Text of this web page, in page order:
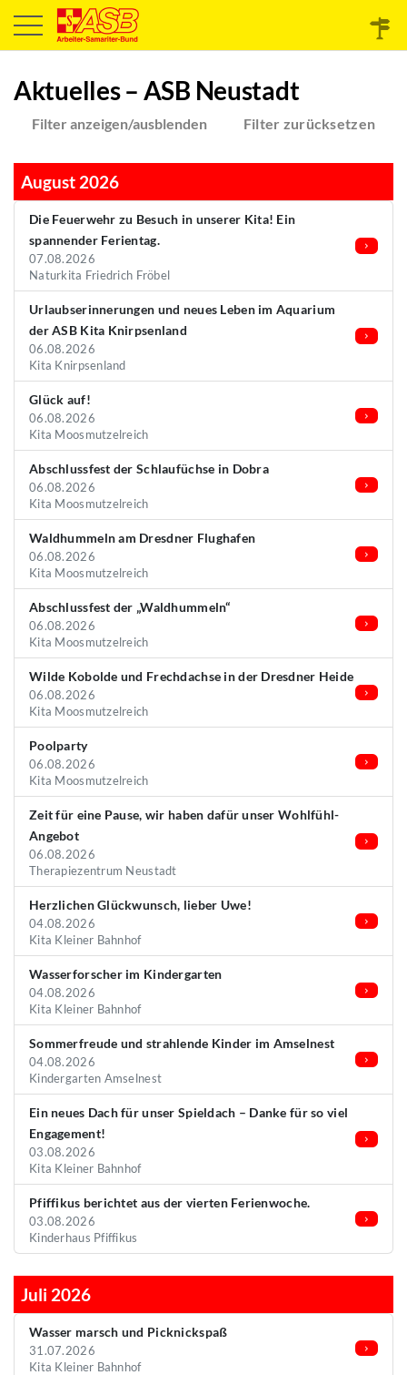
Aktuelles – ASB Neustadt
Filter anzeigen/ausblenden Filter zurücksetzen
August 2026
Die Feuerwehr zu Besuch in unserer Kita! Ein
spannender Ferientag.
07.08.2026
Naturkita Friedrich Fröbel
Urlaubserinnerungen und neues Leben im Aquarium
der ASB Kita Knirpsenland
06.08.2026
Kita Knirpsenland
Glück auf!
06.08.2026
Kita Moosmutzelreich
Abschlussfest der Schlaufüchse in Dobra
06.08.2026
Kita Moosmutzelreich
Waldhummeln am Dresdner Flughafen
06.08.2026
Kita Moosmutzelreich
Abschlussfest der „Waldhummeln“
06.08.2026
Kita Moosmutzelreich
Wilde Kobolde und Frechdachse in der Dresdner Heide
06.08.2026
Kita Moosmutzelreich
Poolparty
06.08.2026
Kita Moosmutzelreich
Zeit für eine Pause, wir haben dafür unser Wohlfühl-
Angebot
06.08.2026
Therapiezentrum Neustadt
Herzlichen Glückwunsch, lieber Uwe!
04.08.2026
Kita Kleiner Bahnhof
Wasserforscher im Kindergarten
04.08.2026
Kita Kleiner Bahnhof
Sommerfreude und strahlende Kinder im Amselnest
04.08.2026
Kindergarten Amselnest
Ein neues Dach für unser Spieldach – Danke für so viel
Engagement!
03.08.2026
Kita Kleiner Bahnhof
Pfiffikus berichtet aus der vierten Ferienwoche.
03.08.2026
Kinderhaus Pfiffikus
Juli 2026
Wasser marsch und Picknickspaß
31.07.2026
Kita Kleiner Bahnhof